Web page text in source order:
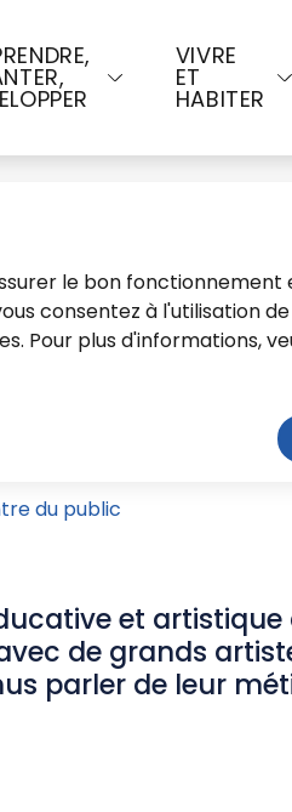
le bon
consentez à l'utilisation
Pour plus d'informations,
Consulter le plan du
VIVRE
ET
HABITER
la
du public
et
de grands
parler de leur